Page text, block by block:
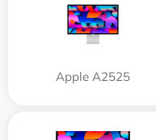
Apple А2525